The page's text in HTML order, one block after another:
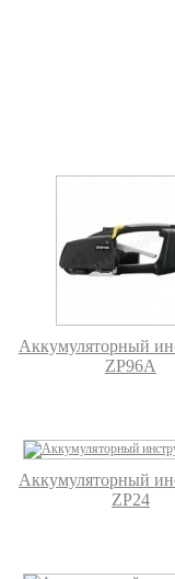
Аккумуляторный
ZP96A
Аккумуляторный
ZP24